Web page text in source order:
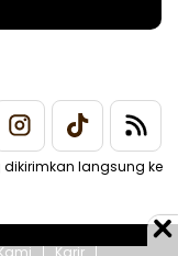
langsung ke